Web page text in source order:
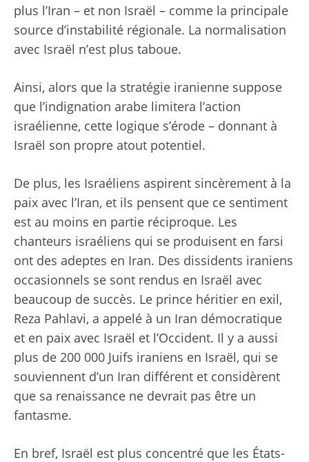
plus l’Iran – et non Israël – comme la principale
source d’instabilité régionale. La normalisation
avec Israël n’est plus taboue.
Ainsi, alors que la stratégie iranienne suppose
que l’indignation arabe limitera l’action
israélienne, cette logique s’érode – donnant à
Israël son propre atout potentiel.
De plus, les Israéliens aspirent sincèrement à la
paix avec l’Iran, et ils pensent que ce sentiment
est au moins en partie réciproque. Les
chanteurs israéliens qui se produisent en farsi
ont des adeptes en Iran. Des dissidents iraniens
occasionnels se sont rendus en Israël avec
beaucoup de succès. Le prince héritier en exil,
Reza Pahlavi, a appelé à un Iran démocratique
et en paix avec Israël et l’Occident. Il y a aussi
plus de 200 000 Juifs iraniens en Israël, qui se
souviennent d’un Iran différent et considèrent
que sa renaissance ne devrait pas être un
fantasme.
En bref, Israël est plus concentré que les États-